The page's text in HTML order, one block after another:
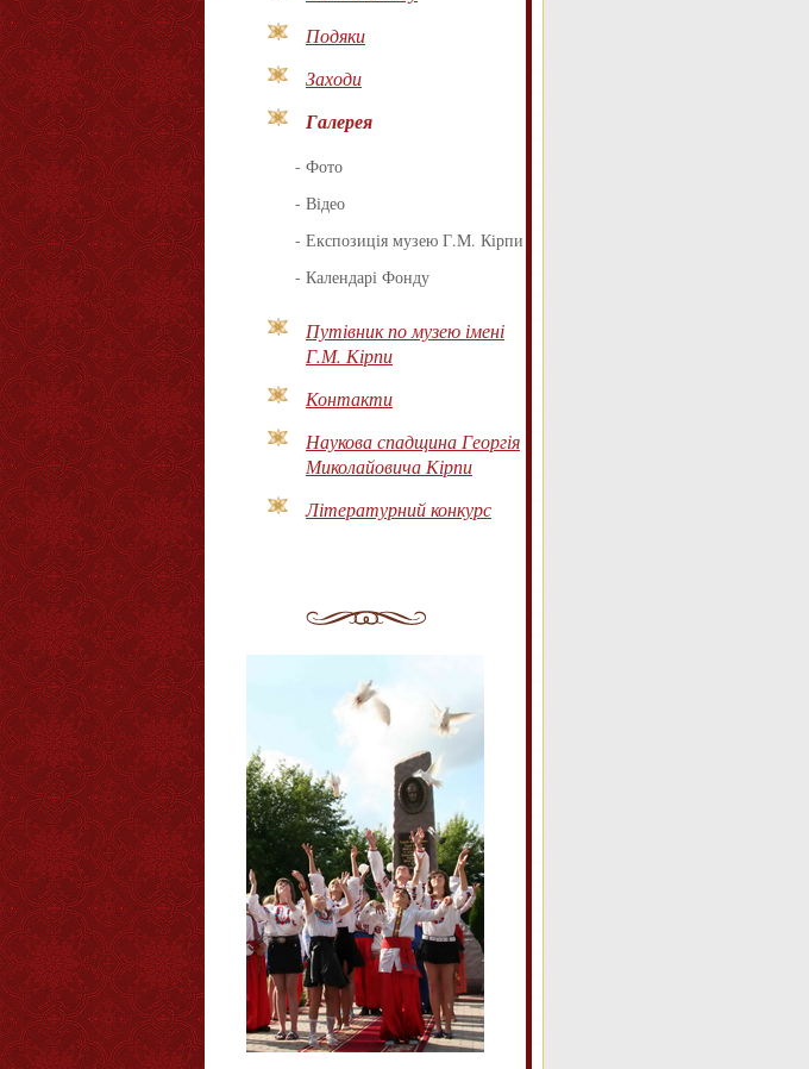
Подяки
Заходи
Галерея
- Фото
- Відео
- Експозиція музею Г.М. Кірпи
- Календарі Фонду
Путівник по музею імені
Г.М. Кірпи
Контакти
Наукова спадщина Георгія
Миколайовича Кірпи
Літературний конкурс